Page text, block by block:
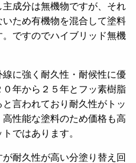
成分は無機物ですが、それ
ため有機物を混合して塗料
ですのでハイブリッド無機
に強く耐久性・耐候性に優
年から２５年とフッ素樹脂
言われており耐久性がトッ
性能な塗料のため価格も高
ではあります。
耐久性が高い分塗り替え回